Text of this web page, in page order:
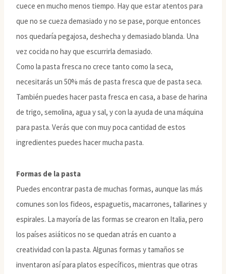
cuece en mucho menos tiempo. Hay que estar atentos para
que no se cueza demasiado y no se pase, porque entonces
nos quedaría pegajosa, deshecha y demasiado blanda. Una
vez cocida no hay que escurrirla demasiado.
Como la pasta fresca no crece tanto como la seca,
necesitarás un 50% más de pasta fresca que de pasta seca.
También puedes hacer pasta fresca en casa, a base de harina
de trigo, semolina, agua y sal, y con la ayuda de una máquina
para pasta. Verás que con muy poca cantidad de estos
ingredientes puedes hacer mucha pasta.
Formas de la pasta
Puedes encontrar pasta de muchas formas, aunque las más
comunes son los fideos, espaguetis, macarrones, tallarines y
espirales. La mayoría de las formas se crearon en Italia, pero
los países asiáticos no se quedan atrás en cuanto a
creatividad con la pasta. Algunas formas y tamaños se
inventaron así para platos específicos, mientras que otras